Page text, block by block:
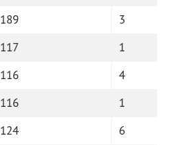
189
3
117
1
116
4
116
1
124
6